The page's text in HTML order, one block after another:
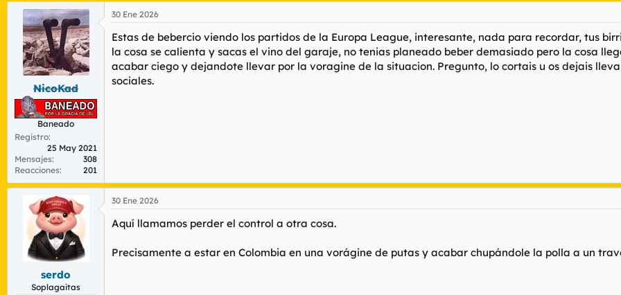
a
d
o
d
l
t
m
a
d
e
i
n
i
c
i
o
NicoKad
Baneado
Registro
25 May 2021
Mensajes
308
Reacciones
201
30 Ene 2026
Estas de bebercio viendo los partidos de la Europa League, interesante, nada para recordar, tus
la cosa se calienta y sacas el vino del garaje, no tenias planeado beber demasiado pero la cosa
acabar ciego y dejandote llevar por la voragine de la situacion. Pregunto, lo cortais u os dejais
sociales.
serdo
Soplagaitas
30 Ene 2026
Aquí llamamos perder el control a otra cosa.
Precisamente a estar en Colombia en una vorágine de putas y acabar chupándole la polla a un